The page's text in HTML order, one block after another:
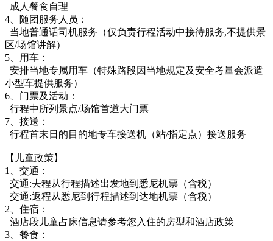
成人餐食自理
4、随团服务人员：
当地普通话司机服务（仅负责行程活动中接待服务,不提供景
区/场馆讲解）
5、用车：
安排当地专属用车（特殊路段因当地规定及安全考量会派遣
小型车提供服务）
6、门票及活动：
行程中所列景点/场馆首道大门票
7、接送：
行程首末日的目的地专车接送机（站/指定点）接送服务
【儿童政策】
1、交通：
交通:去程从行程描述出发地到悉尼机票（含税）
交通:返程从悉尼到行程描述到达地机票（含税）
2、住宿：
酒店段儿童占床信息请参考您入住的房型和酒店政策
3、餐食：